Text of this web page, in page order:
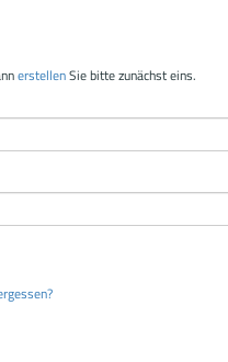
erstellenSie bitte zunächst eins.